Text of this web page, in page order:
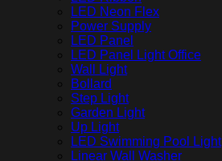
LED Neon Flex
Power Supply
LED Panel
LED Panel Light Office
Wall Light
Bollard
Step Light
Garden Light
Up Light
LED Swimming Pool Light
Linear Wall Washer